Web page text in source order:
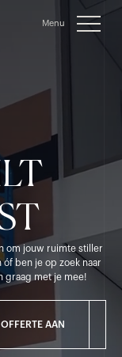
Menu
om jouw ruimte stiller
ben je op zoek naar
graag met je mee!
AAN